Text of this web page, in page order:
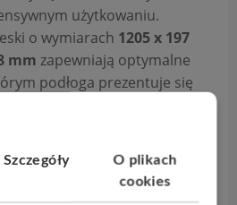
użytkowaniu.
o wymiarach 1205 x 197
mm zapewniają optymalne
podłoga prezentuje się
klasą ścieralnościAC5
, co
odporność na zużycie,
obciążenia – zarówno w
Szczegóły
O plikach
cookies